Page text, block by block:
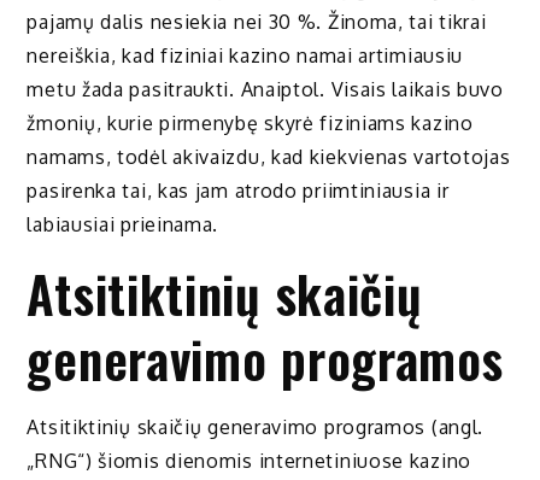
pajamų dalis nesiekia nei 30 %. Žinoma, tai tikrai
nereiškia, kad fiziniai kazino namai artimiausiu
metu žada pasitraukti. Anaiptol. Visais laikais buvo
žmonių, kurie pirmenybę skyrė fiziniams kazino
namams, todėl akivaizdu, kad kiekvienas vartotojas
pasirenka tai, kas jam atrodo priimtiniausia ir
labiausiai prieinama.
Atsitiktinių skaičių
generavimo programos
Atsitiktinių skaičių generavimo programos (angl.
„RNG“) šiomis dienomis internetiniuose kazino